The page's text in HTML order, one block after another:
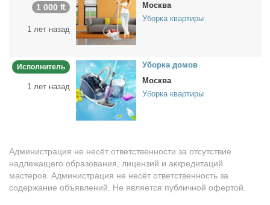
1 000 ₶
1 лет назад
Москва
Уборка квартиры
Исполнитель
1 лет назад
Убор­ка до­мов
Москва
Уборка квартиры
Администрация не несёт ответственности за отсутствие
надлежащего образования, лицензий и аккредитаций
мастеров. Администрация не несёт ответственность за
содержание объявлений. Не является публичной офертой.